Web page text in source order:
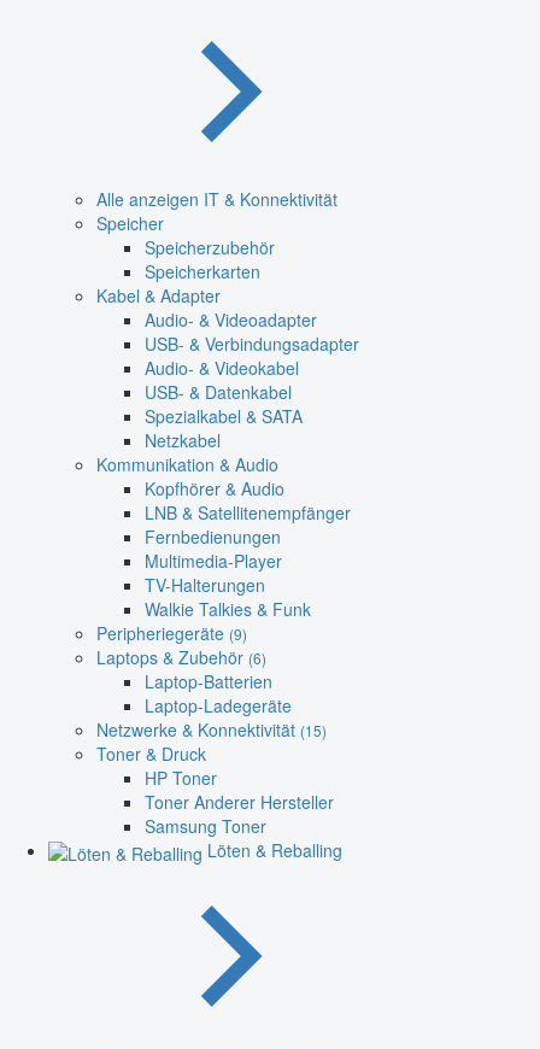
Alle anzeigen IT & Konnektivität
Speicher
Speicherzubehör
Speicherkarten
Kabel & Adapter
Audio- & Videoadapter
USB- & Verbindungsadapter
Audio- & Videokabel
USB- & Datenkabel
Spezialkabel & SATA
Netzkabel
Kommunikation & Audio
Kopfhörer & Audio
LNB & Satellitenempfänger
Fernbedienungen
Multimedia-Player
TV-Halterungen
Walkie Talkies & Funk
Peripheriegeräte (9)
Laptops & Zubehör (6)
Laptop-Batterien
Laptop-Ladegeräte
Netzwerke & Konnektivität (15)
Toner & Druck
HP Toner
Toner Anderer Hersteller
Samsung Toner
Löten & Reballing